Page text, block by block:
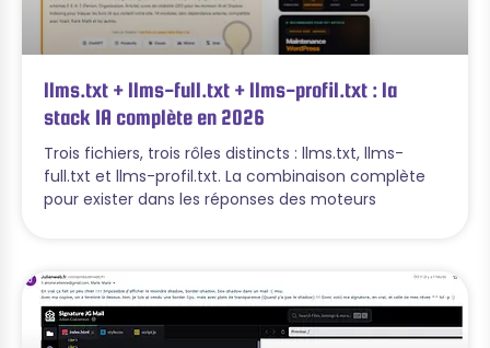
llms.txt + llms-full.txt + llms-profil.txt : la
stack IA complète en 2026
Trois fichiers, trois rôles distincts : llms.txt, llms-
full.txt et llms-profil.txt. La combinaison complète
pour exister dans les réponses des moteurs